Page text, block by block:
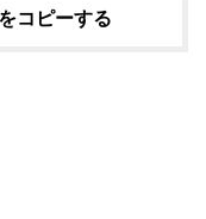
コピーする